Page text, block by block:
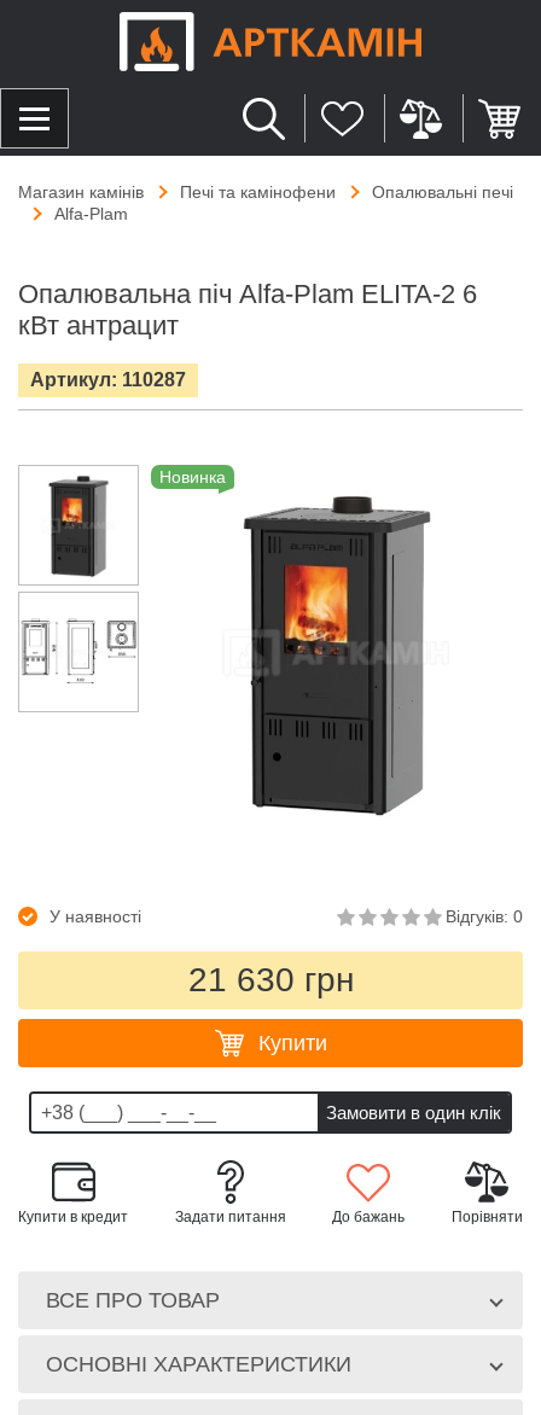
Магазин камінів Печі та камінофени
Опалювальні печі
Alfa-Plam
Опалювальна піч Alfa-Plam ELITA-2 6
кВт антрацит
Артикул: 110287
Новинка
У наявності Відгуків: 0
21 630 грн
Купити
Купити в кредит Задати питання До бажань Порівняти
ВСЕ ПРО ТОВАР
ОСНОВНІ ХАРАКТЕРИСТИКИ